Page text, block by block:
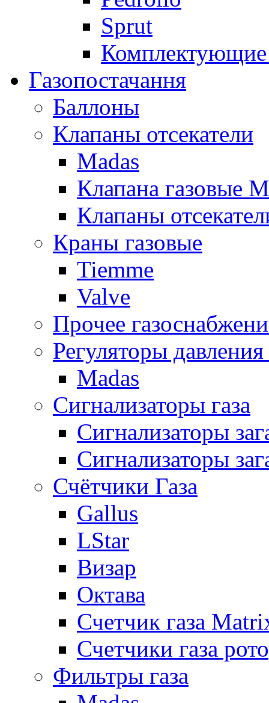
Sprut
Комплектующие
Газопостачання
Баллоны
Клапаны отсекатели
Madas
Клапана газовые
Клапаны
Краны газовые
Tiemme
Valve
Прочее
Регуляторы давления
Madas
Сигнализаторы газа
Сигнализаторы
Сигнализаторы
Счётчики Газа
Gallus
LStar
Визар
Октава
Счетчик газа
Счетчики газа
Фильтры газа